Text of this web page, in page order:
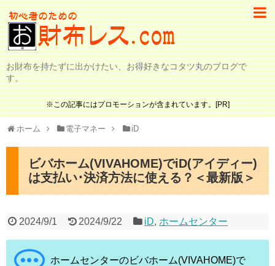
お財布を持たずに出かけたい、お得好きなコタツ丸のブログで
す。
※この記事にはプロモーションが含まれています。[PR]
ホーム 電子マネー iD
ビバホーム(VIVAHOME)でiD(アイディー)
は支払い･決済方法に使える？＜最新版＞
2024/9/1 2024/9/22 iD, ホームセンター
ホームセンターのビバホーム(VIVAHOME)で